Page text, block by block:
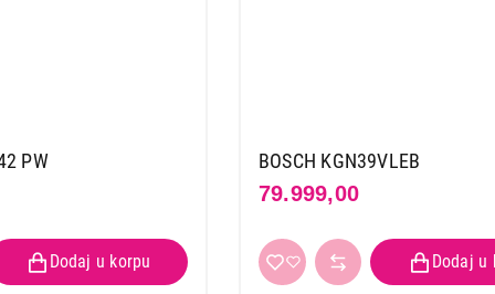
PW BOSCH KGN39VLEB
79.999,00